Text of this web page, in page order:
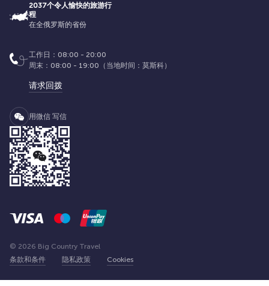
2037个令人愉快的旅游行
程
在全俄罗斯的省份
工作日：08:00 - 20:00
周末：08:00 - 19:00（当地时间：莫斯科）
请求回拨
用微信 写信
条款和条件 隐私政策 Cookies
© 2026 Big Country Travel